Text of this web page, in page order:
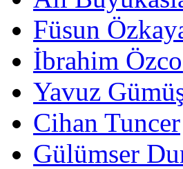
Füsun
İbrahim
Yavuz
Cihan Tuncer
Gülümser